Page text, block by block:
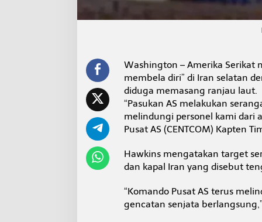
Washington – Amerika Serikat
membela diri” di Iran selatan
diduga memasang ranjau laut.
“Pasukan AS melakukan
melindungi personel kami dari
Pusat AS (CENTCOM) Kapten
Hawkins mengatakan target
dan kapal Iran yang disebut
“Komando Pusat AS terus
gencatan senjata